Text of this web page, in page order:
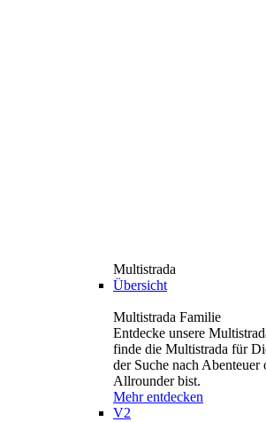
Multistrada
Übersicht
Multistrada Familie
Entdecke unsere
finde die Multistrada für
der Suche nach Abenteuer
Allrounder bist.
Mehr entdecken
V2